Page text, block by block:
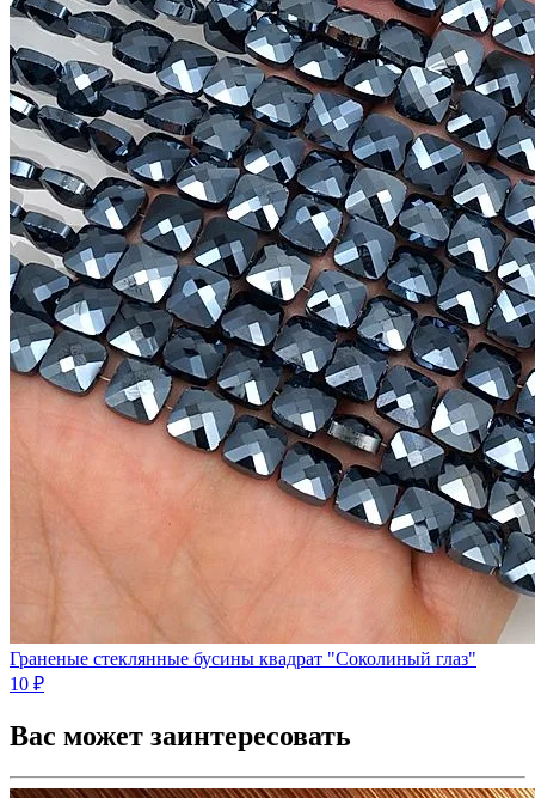
Граненые стеклянные бусины квадрат "Соколиный глаз"
10 ₽
Вас может заинтересовать